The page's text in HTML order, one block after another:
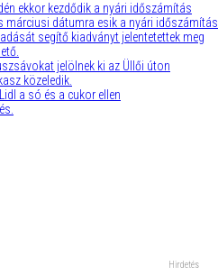
ekkor kezdődik a nyári időszámítás
márciusi dátumra esik a nyári időszámítás.
segítő kiadványt jelentetettek meg
jelölnek ki az Üllői úton
közeledik.
a só és a cukor ellen